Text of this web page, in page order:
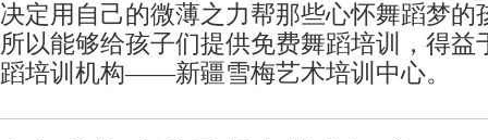
决定用自己的微薄之力帮那些心怀舞蹈梦的
所以能够给孩子们提供免费舞蹈培训，得益
蹈培训机构——新疆雪梅艺术培训中心。